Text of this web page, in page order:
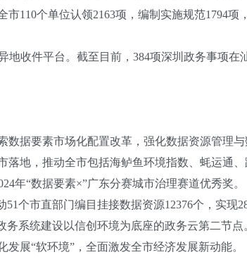
110个单位认领2163项，编制实施规范1794项
收件平台。截至目前，384项深圳政务事项在
据要素市场化配置改革，强化数据资源管理与
地，推动全市包括海鲈鱼环境指数、蚝运通、
年“数据要素×”广东分赛城市治理赛道优秀奖。
市直部门编目挂接数据资源12376个，实现
系统建设以信创环境为底座的政务云第二节点
展“软环境”，全面激发全市经济发展新动能。